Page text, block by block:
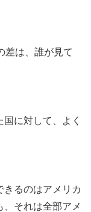
差は、誰が見て
に対して、よく
きるのはアメリカ
それは全部アメ